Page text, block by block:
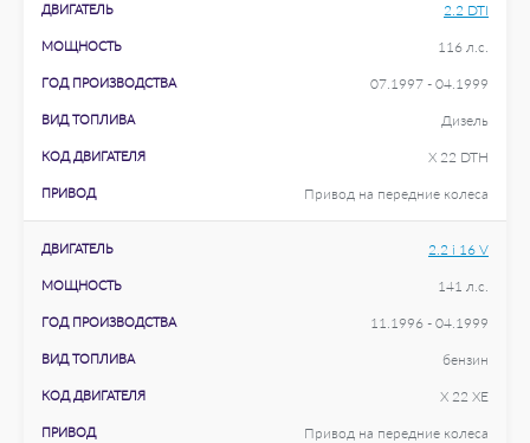
ДВИГАТЕЛЬ 2.2 DTI
МОЩНОСТЬ 116 л.с.
ГОД ПРОИЗВОДСТВА 07.1997 - 04.1999
ВИД ТОПЛИВА Дизель
КОД ДВИГАТЕЛЯ X 22 DTH
ПРИВОД Привод на передние колеса
ДВИГАТЕЛЬ 2.2 i 16 V
МОЩНОСТЬ 141 л.с.
ГОД ПРОИЗВОДСТВА 11.1996 - 04.1999
ВИД ТОПЛИВА бензин
КОД ДВИГАТЕЛЯ X 22 XE
ПРИВОД Привод на передние колеса